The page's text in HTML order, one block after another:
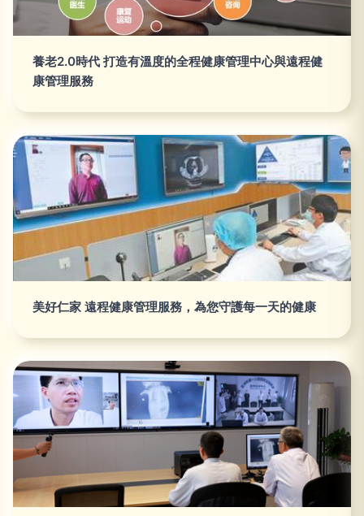
養老2.0時代 打造有溫度的全程健康管理中心與遠程健
康管理服務
美好仁家 遠程健康管理服務，為您守護每一天的健康